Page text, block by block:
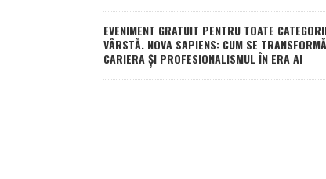
EVENIMENT GRATUIT PENTRU TOATE
VÂRSTĂ. NOVA SAPIENS: CUM SE TRANSFORMĂ
CARIERA ȘI PROFESIONALISMUL ÎN ERA AI